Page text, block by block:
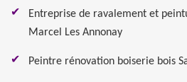
Entreprise de ravalement et
Marcel Les Annonay
Peintre rénovation boiserie bois